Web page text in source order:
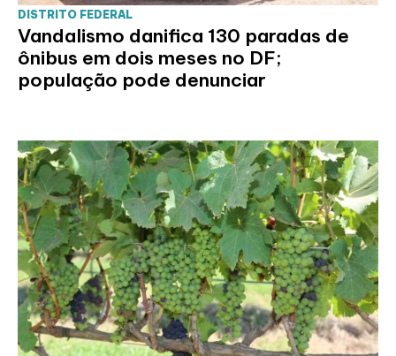
DISTRITO FEDERAL
Vandalismo danifica 130 paradas de
ônibus em dois meses no DF;
população pode denunciar